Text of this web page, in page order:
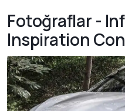
Fotoğraflar -
Inspiration